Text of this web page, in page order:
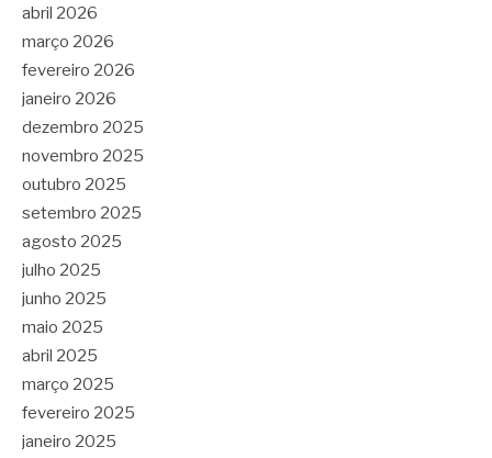
abril 2026
março 2026
fevereiro 2026
janeiro 2026
dezembro 2025
novembro 2025
outubro 2025
setembro 2025
agosto 2025
julho 2025
junho 2025
maio 2025
abril 2025
março 2025
fevereiro 2025
janeiro 2025